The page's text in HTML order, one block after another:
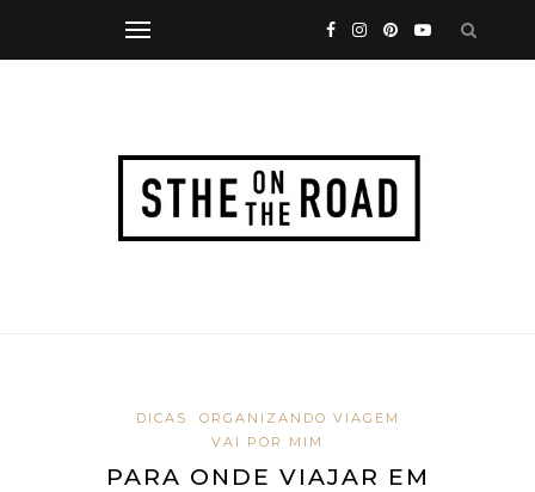
DICAS
ORGANIZANDO VIAGEM
VAI POR MIM
PARA ONDE VIAJAR EM